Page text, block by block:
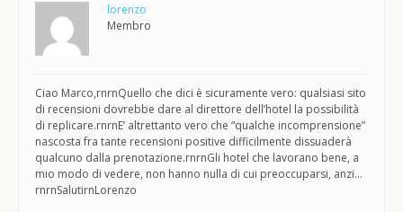
lorenzo
Membro
Ciao Marco,rnrnQuello che dici è sicuramente vero: qualsiasi sito
di recensioni dovrebbe dare al direttore dell’hotel la possibilità
di replicare.rnrnE’ altrettanto vero che “qualche incomprensione”
nascosta fra tante recensioni positive difficilmente dissuaderà
qualcuno dalla prenotazione.rnrnGli hotel che lavorano bene, a
mio modo di vedere, non hanno nulla di cui preoccuparsi, anzi…
rnrnSalutirnLorenzo